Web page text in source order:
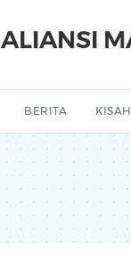
ALIANSI
BERITA KISAH